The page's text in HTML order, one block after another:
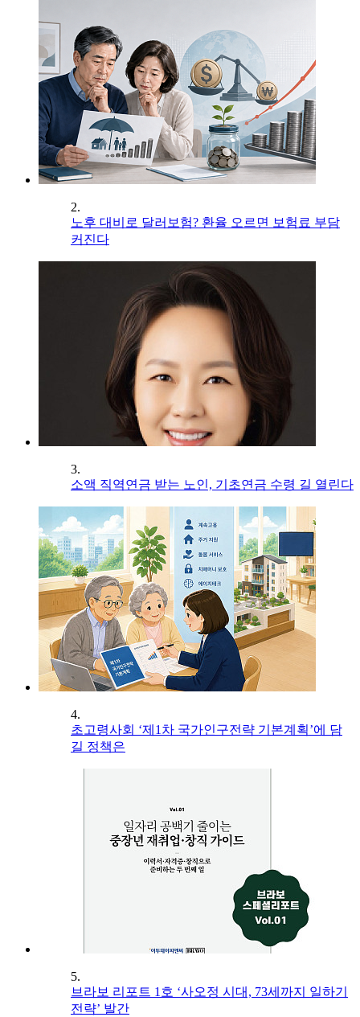
2.
노후 대비로 달러보험? 환율 오르면 보험료 부담
커진다
3.
소액 직역연금 받는 노인, 기초연금 수령 길 열린다
4.
초고령사회 ‘제1차 국가인구전략 기본계획’에 담
길 정책은
5.
브라보 리포트 1호 ‘사오정 시대, 73세까지 일하기
전략’ 발간